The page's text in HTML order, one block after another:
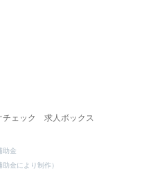
助金
金により制作）